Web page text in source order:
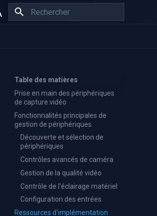
Table des matières
Prise en main des périphériques
de capture vidéo
Fonctionnalités principales de
gestion de périphériques
Découverte et sélection de
périphériques
Contrôles avancés de caméra
Gestion de la qualité vidéo
Contrôle de l'éclairage matériel
Configuration des entrées
Ressources d'implémentation